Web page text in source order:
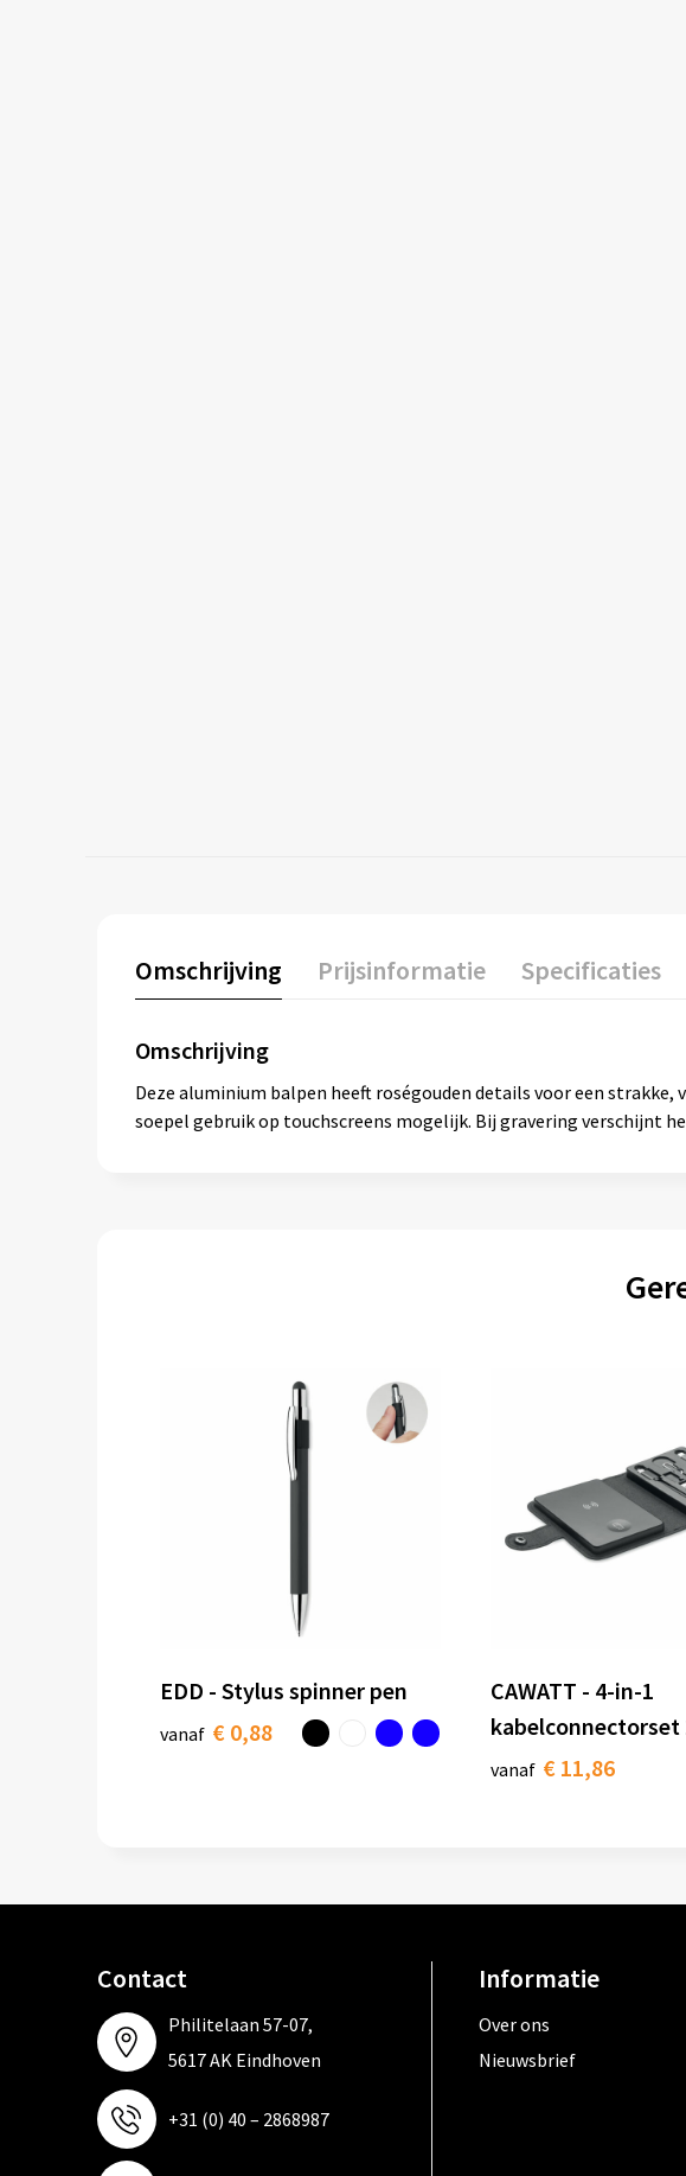
Omschrijving Prijsinformatie Specificaties
Omschrijving
Deze aluminium balpen heeft roségouden details voor een
soepel gebruik op touchscreens mogelijk. Bij gravering verschijnt
EDD - Stylus spinner pen
vanaf € 0,88
CAWATT - 4-in-1
kabelconnectorset
vanaf € 11,86
Contact
Philitelaan 57-07,
5617 AK Eindhoven
+31 (0) 40 – 2868987
Informatie
Over ons
Nieuwsbrief